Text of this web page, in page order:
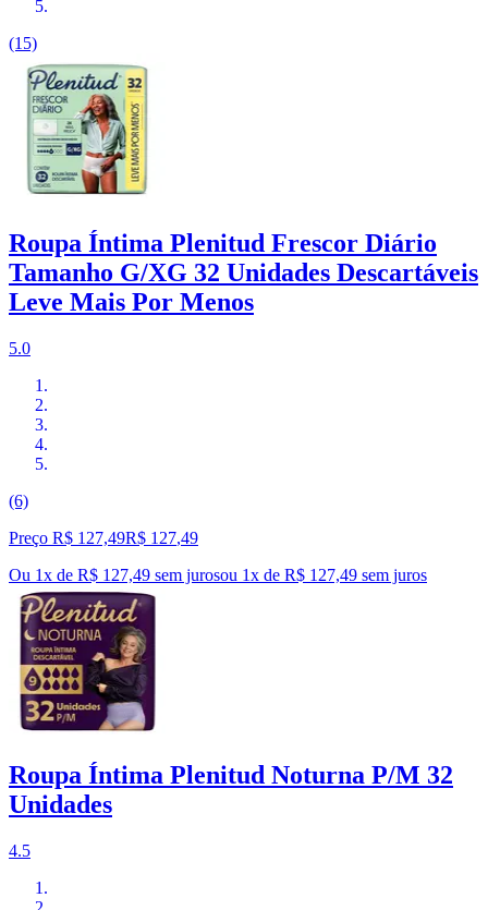
(15)
Roupa Íntima Plenitud Frescor Diário
Tamanho G/XG 32 Unidades Descartáveis
Leve Mais Por Menos
5.0
(6)
Preço R$ 127,49R$ 127,49
Ou 1x de R$ 127,49 sem jurosou 1x de R$ 127,49 sem juros
Roupa Íntima Plenitud Noturna P/M 32
Unidades
4.5